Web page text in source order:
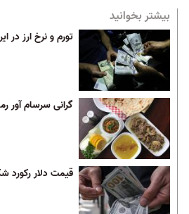
بیشتر بخوانید
تورم و نرخ ارز در
گرانی سرسام آور
قیمت دلار